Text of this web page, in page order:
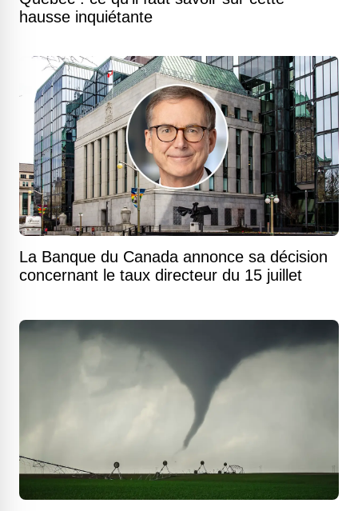
hausse inquiétante
La Banque du Canada annonce sa décision
concernant le taux directeur du 15 juillet